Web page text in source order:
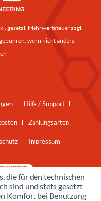
gesetzl. Mehrwertsteuer zzgl.
wenn nicht anders
Hilfe / Support
Zahlungsarten
Impressum
die für den technischen
sind und stets gesetzt
Komfort bei Benutzung